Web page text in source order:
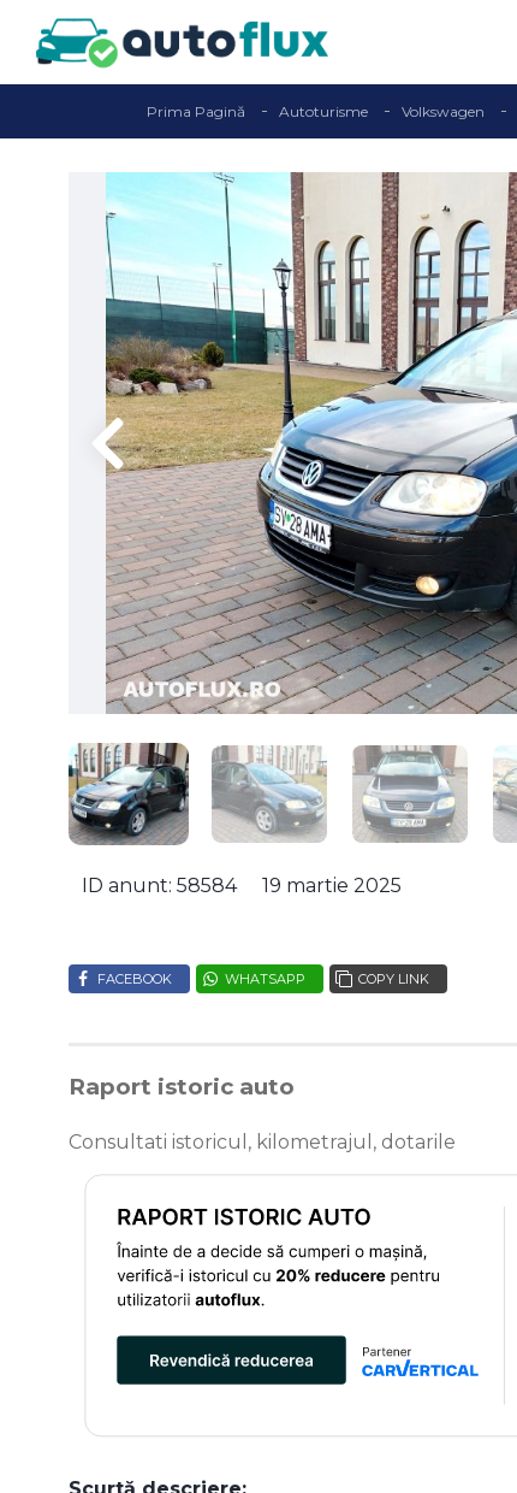
Prima Pagină Autoturisme Volkswagen
ID anunt: 58584 19 martie 2025
FACEBOOK WHATSAPP COPY LINK
Raport istoric auto
Consultati istoricul, kilometrajul, dotarile